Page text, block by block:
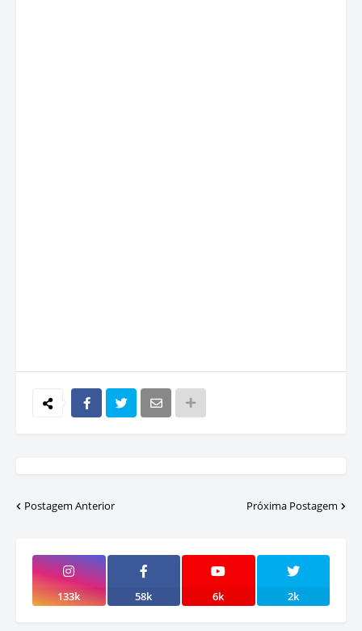
Postagem Anterior Próxima Postagem
133k 58k 6k 2k